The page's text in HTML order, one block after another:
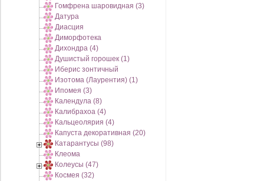
Гомфрена шаровидная (3)
Датура
Диасция
Диморфотека
Дихондра (4)
Душистый горошек (1)
Иберис зонтичный
Изотома (Лаурентия) (1)
Ипомея (3)
Календула (8)
Калибрахоа (4)
Кальцеолярия (4)
Капуста декоративная (20)
Катарантусы (98)
Клеома
Колеусы (47)
Космея (32)